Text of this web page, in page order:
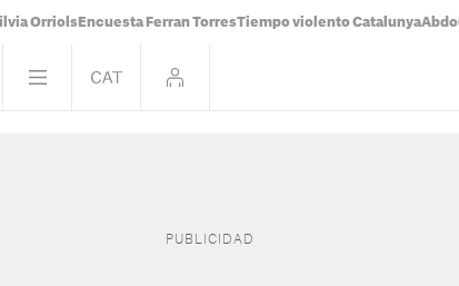
Orriols Encuesta Ferran TorresTiempo violento Catalunya